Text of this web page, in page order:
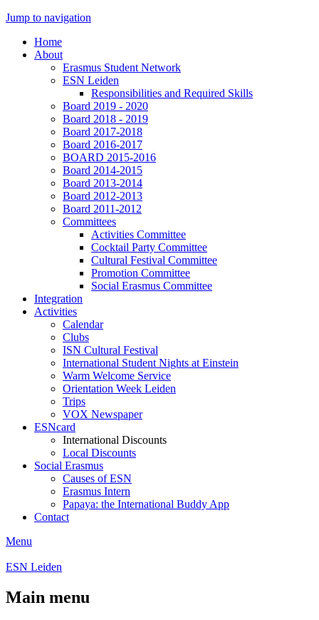
Jump to navigation
Home
About
Erasmus Student Network
ESN Leiden
Responsibilities and Required Skills
Board 2019 - 2020
Board 2018 - 2019
Board 2017-2018
Board 2016-2017
BOARD 2015-2016
Board 2014-2015
Board 2013-2014
Board 2012-2013
Board 2011-2012
Committees
Activities Committee
Cocktail Party Committee
Cultural Festival Committee
Promotion Committee
Social Erasmus Committee
Integration
Activities
Calendar
Clubs
ISN Cultural Festival
International Student Nights at Einstein
Warm Welcome Service
Orientation Week Leiden
Trips
VOX Newspaper
ESNcard
International Discounts
Local Discounts
Social Erasmus
Causes of ESN
Erasmus Intern
Papaya: the International Buddy App
Contact
Menu
ESN Leiden
Main menu